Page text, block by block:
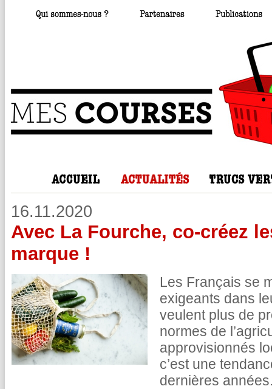
16.11.2020
Avec La Fourche, co-créez
marque !
Les Français se
exigeants dans
veulent plus de
normes de
approvisionnés
c’est une
dernières